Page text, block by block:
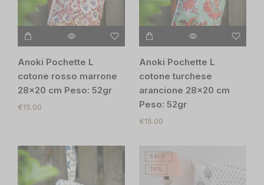
Anoki Pochette L
cotone rosso marrone
28×20 cm Peso: 52gr
€15.00
Anoki Pochette L
cotone turchese
arancione 28×20 cm
Peso: 52gr
€15.00
SALE!
30%